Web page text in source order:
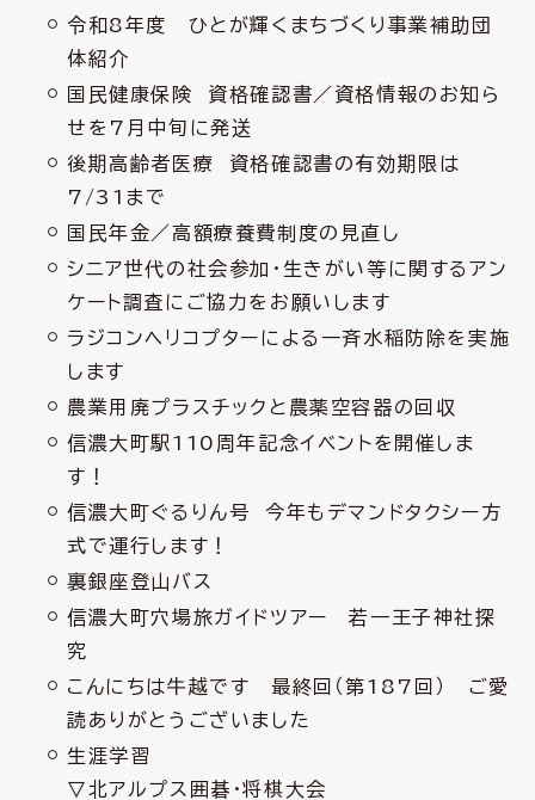
令和8年度 ひとが輝くまちづくり事業補助団
体紹介
国民健康保険 資格確認書／資格情報のお知ら
せを7月中旬に発送
後期高齢者医療 資格確認書の有効期限は
7/31まで
国民年金／高額療養費制度の見直し
シニア世代の社会参加・生きがい等に関するアン
ケート調査にご協力をお願いします
ラジコンヘリコプターによる一斉水稲防除を実施
します
農業用廃プラスチックと農薬空容器の回収
信濃大町駅110周年記念イベントを開催しま
す！
信濃大町ぐるりん号 今年もデマンドタクシー方
式で運行します！
裏銀座登山バス
信濃大町穴場旅ガイドツアー 若一王子神社探
究
こんにちは牛越です 最終回（第187回） ご愛
読ありがとうございました
生涯学習
▽北アルプス囲碁・将棋大会